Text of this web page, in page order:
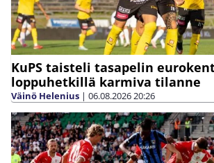
KuPS taisteli tasapelin
loppuhetkillä karmiva tilanne
Väinö Helenius | 06.08.202620:26